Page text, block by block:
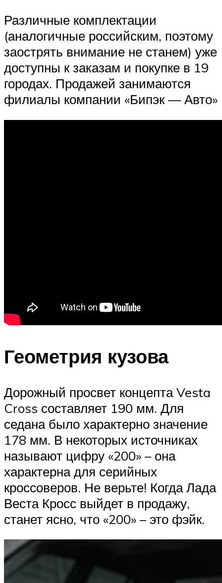
Различные комплектации
(аналогичные российским, поэтому
заострять внимание не станем) уже
доступны к заказам и покупке в 19
городах. Продажей занимаются
филиалы компании «Бипэк — Авто»
Геометрия кузова
Дорожный просвет концепта Vesta
Cross составляет 190 мм. Для
седана было характерно значение
178 мм. В некоторых источниках
называют цифру «200» – она
характерна для серийных
кроссоверов. Не верьте! Когда Лада
Веста Кросс выйдет в продажу,
станет ясно, что «200» – это фэйк.